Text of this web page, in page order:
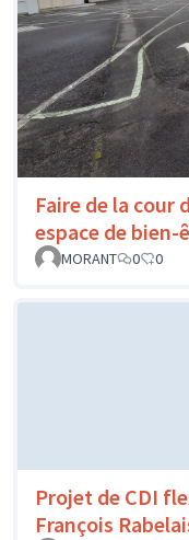
Faire de la cour
espace de bien-
MORANT
0 0
Projet de CDI
François